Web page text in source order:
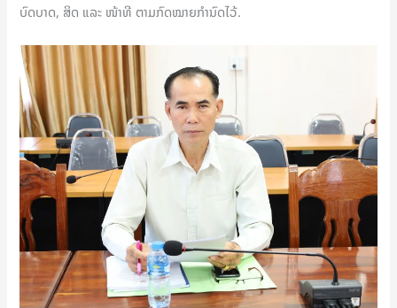
ບົດບາດ, ສິດ ແລະ ໜ້າທີ ຕາມກົດໝາຍກຳນົດໄວ້.